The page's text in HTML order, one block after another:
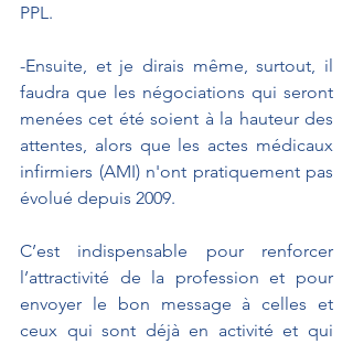
PPL.
-Ensuite, et je dirais même, surtout, il
faudra que les négociations qui seront
menées cet été soient à la hauteur des
attentes, alors que les actes médicaux
infirmiers (AMI) n'ont pratiquement pas
évolué depuis 2009.
C’est indispensable pour renforcer
l’attractivité de la profession et pour
envoyer le bon message à celles et
ceux qui sont déjà en activité et qui